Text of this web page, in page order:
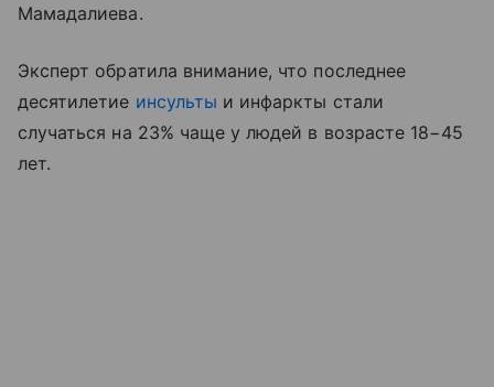
Мамадалиева.
Эксперт обратила внимание, что последнее
десятилетие инсульты и инфаркты стали
случаться на 23% чаще у людей в возрасте 18−45
лет.